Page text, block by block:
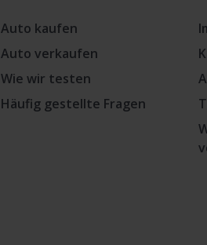
Auto kaufen
Auto verkaufen
Wie wir testen
Häufig gestellte Fragen